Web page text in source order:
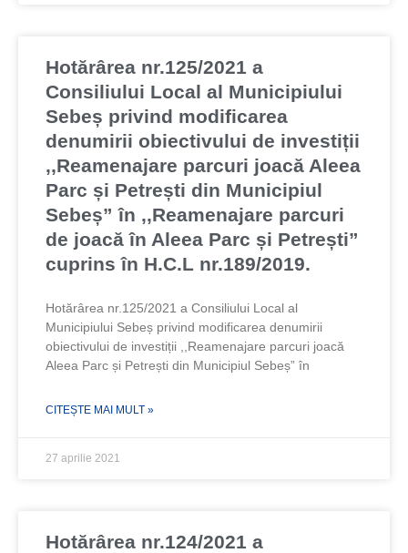
Hotărârea nr.125/2021 a
Consiliului Local al Municipiului
Sebeș privind modificarea
denumirii obiectivului de investiții
,,Reamenajare parcuri joacă Aleea
Parc și Petrești din Municipiul
Sebeș” în ,,Reamenajare parcuri
de joacă în Aleea Parc și Petrești”
cuprins în H.C.L nr.189/2019.
Hotărârea nr.125/2021 a Consiliului Local al
Municipiului Sebeș privind modificarea denumirii
obiectivului de investiții ,,Reamenajare parcuri joacă
Aleea Parc și Petrești din Municipiul Sebeș” în
CITEȘTE MAI MULT »
27 aprilie 2021
Hotărârea nr.124/2021 a